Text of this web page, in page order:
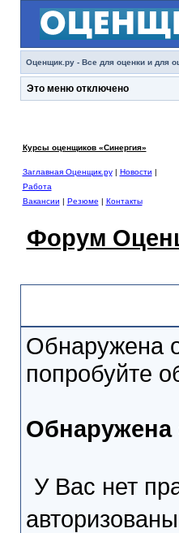
Оценщик.ру - Все для оценки и для
Это меню отключено
Курсы оценщиков «Синергия»
Заглавная Оценщик.ру| Новости |
Работа
Вакансии | Резюме | Контакты
Форум
Обнаружена
попробуйте
Обнаружена
У Вас нет